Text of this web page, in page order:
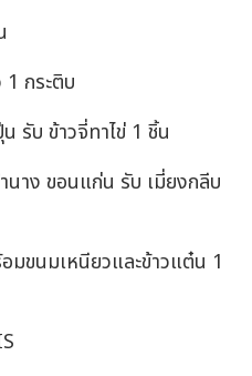
1 กระติบ
รับ ข้าวจี่ทาไข่ 1 ชิ้น
าง ขอนแก่น รับ เมี่ยงกลีบ
มขนมเหนียวและข้าวแต๋น 1